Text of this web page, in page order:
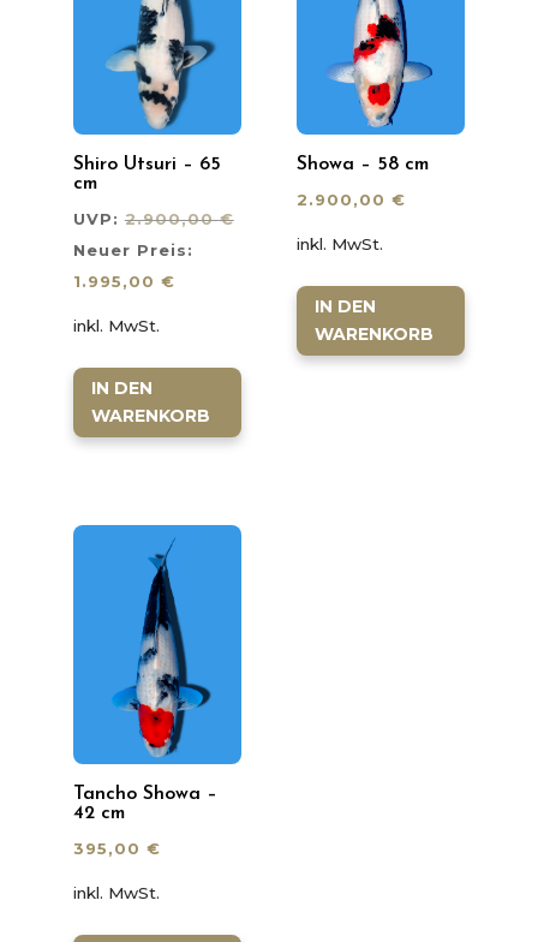
Shiro Utsuri – 65
cm
UVP: 2.900,00€Ursprünglicher
2.900,00 €
Neuer Preis:
1.995,00 €Aktueller
1.995,00 €.
inkl. MwSt.
IN DEN
WARENKORB
Showa – 58 cm
2.900,00€
inkl. MwSt.
IN DEN
WARENKORB
Tancho Showa –
42 cm
395,00 €
inkl. MwSt.